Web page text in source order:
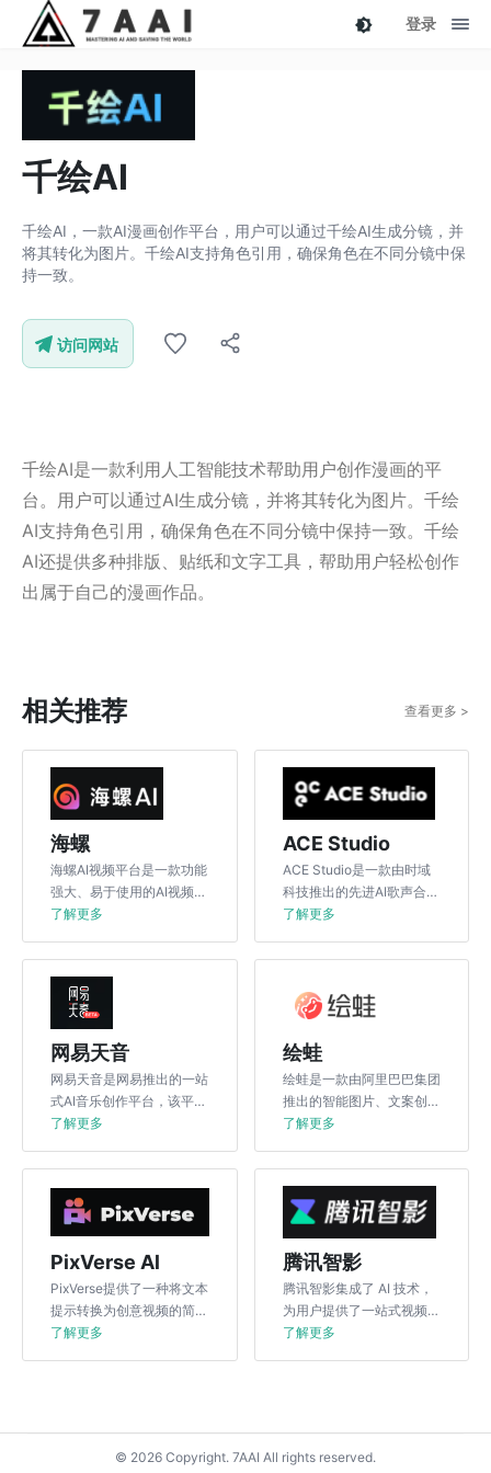
登录
千绘AI
千绘AI，一款AI漫画创作平台，用户可以通过千绘AI生成分镜，并
将其转化为图片。千绘AI支持角色引用，确保角色在不同分镜中保
持一致。
访问网站
千绘AI是一款利用人工智能技术帮助用户创作漫画的平
台。用户可以通过AI生成分镜，并将其转化为图片。千绘
AI支持角色引用，确保角色在不同分镜中保持一致。千绘
AI还提供多种排版、贴纸和文字工具，帮助用户轻松创作
出属于自己的漫画作品。
相关推荐 查看更多 >
海螺
海螺AI视频平台是一款功能
强大、易于使用的AI视频工
具，通过智能化技术帮助用
于短视频、企业宣传、教育
培训等多个领域。
了解更多
ACE Studio
ACE Studio是一款由时域
科技推出的先进AI歌声合成
引擎，旨在为用户提供高品
声合成体验。
了解更多
网易天音
网易天音是网易推出的一站
式AI音乐创作平台，该平台
具备多种功能，包括词曲编
能填词等。用户只需输入灵
感，短短几秒钟内，AI就能
完成词曲编唱的全部工作。
了解更多
绘蛙
绘蛙是一款由阿里巴巴集团
推出的智能图片、文案创作
的AI电商创作平台，绘蛙旨
达人提供服务，以提升创作
效率和降低成本。
了解更多
PixVerse Al
PixVerse提供了一种将文本
提示转换为创意视频的简单
方法，使内容创建简单易
了解更多
腾讯智影
腾讯智影集成了 AI 技术，
为用户提供了一站式视频剪
辑服务，包括素材搜集、视
了解更多
© 2026 Copyright. 7AAI All rights reserved.